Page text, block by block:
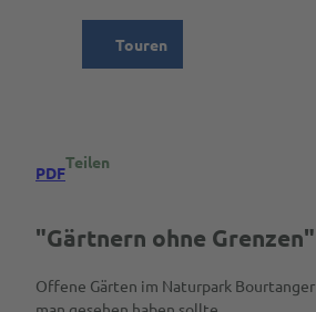
Touren
PDF
Teilen
"Gärtnern ohne Grenzen"
Offene Gärten im Naturpark